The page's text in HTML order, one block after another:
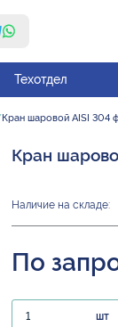
Техотдел
Кран шаровой AISI 304
Кран
Наличие на складе:
По
шт